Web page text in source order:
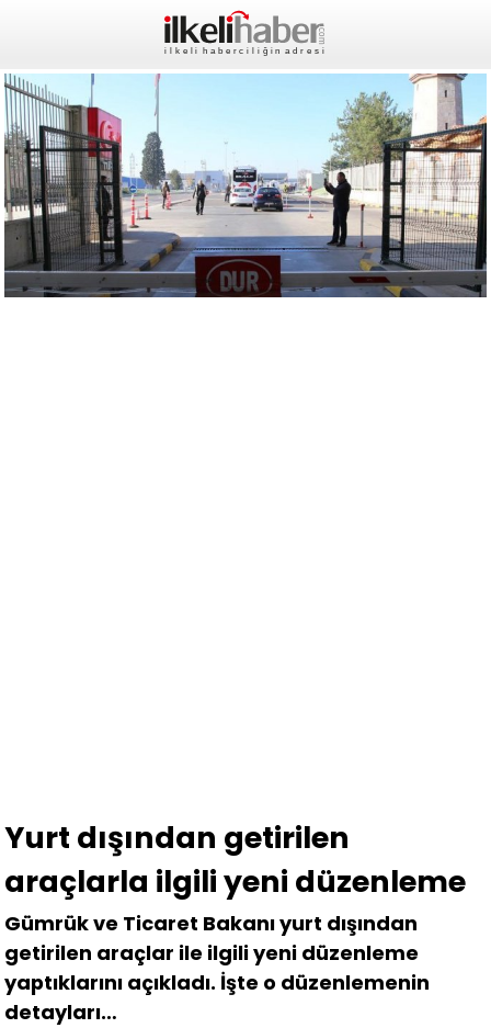
Yurt dışından getirilen
araçlarla ilgili yeni düzenleme
Gümrük ve Ticaret Bakanı yurt dışından
getirilen araçlar ile ilgili yeni düzenleme
yaptıklarını açıkladı. İşte o düzenlemenin
detayları…